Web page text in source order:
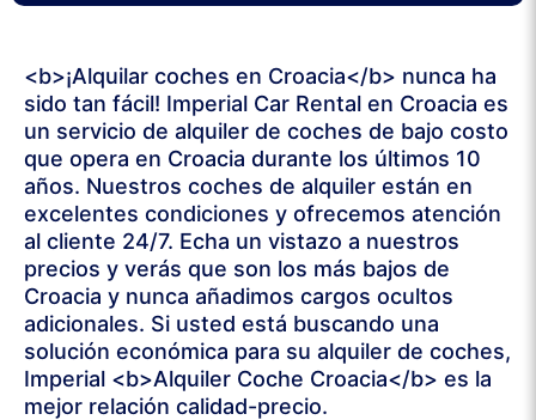
<b>¡Alquilar coches en Croacia</b> nunca ha
sido tan fácil! Imperial Car Rental en Croacia es
un servicio de alquiler de coches de bajo costo
que opera en Croacia durante los últimos 10
años. Nuestros coches de alquiler están en
excelentes condiciones y ofrecemos atención
al cliente 24/7. Echa un vistazo a nuestros
precios y verás que son los más bajos de
Croacia y nunca añadimos cargos ocultos
adicionales. Si usted está buscando una
solución económica para su alquiler de coches,
Imperial <b>Alquiler Coche Croacia</b> es la
mejor relación calidad-precio.